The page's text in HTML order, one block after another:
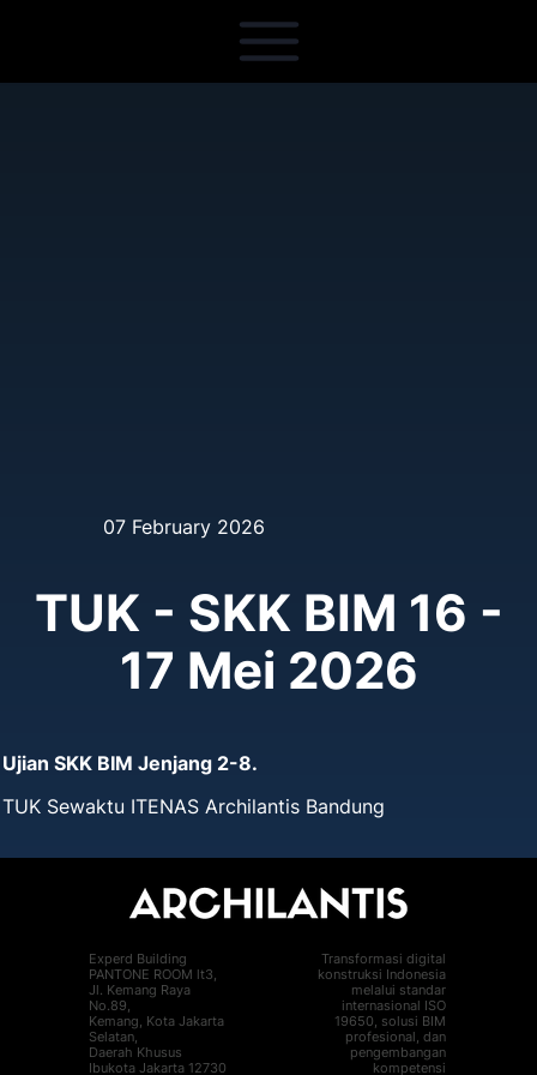
07 February 2026
TUK - SKK BIM 16 -
17 Mei 2026
Ujian SKK BIM Jenjang 2-8.
TUK Sewaktu ITENAS Archilantis Bandung
Experd Building
PANTONE ROOM lt3,
Jl. Kemang Raya
No.89,
Kemang, Kota Jakarta
Selatan,
Daerah Khusus
Ibukota Jakarta 12730
Transformasi digital
konstruksi Indonesia
melalui standar
internasional ISO
19650, solusi BIM
profesional, dan
pengembangan
kompetensi